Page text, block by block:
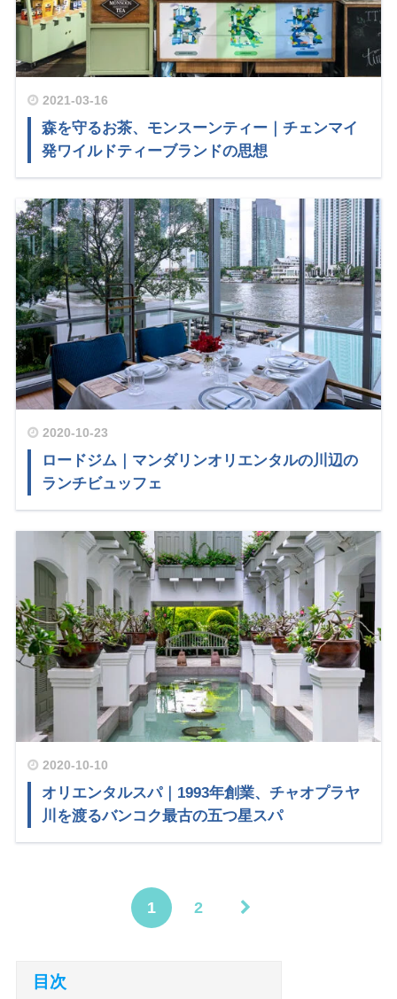
2021-03-16
森を守るお茶、モンスーンティー｜チェンマイ
発ワイルドティーブランドの思想
2020-10-23
ロードジム｜マンダリンオリエンタルの川辺の
ランチビュッフェ
2020-10-10
オリエンタルスパ｜1993年創業、チャオプラヤ
川を渡るバンコク最古の五つ星スパ
1 2
目次